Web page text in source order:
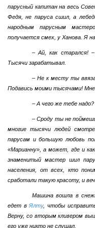
парусный капитан на весь
Федя, не паруса сшил, а
народным парусным
получается смех, у Ханова. Я
– Ай, как старался!
Тысячи зарабатывал.
– Не к месту ты
Подавись моими тысячами! Мне
– А чего же тебе надо?
– Сроду ты не
многие тысячи людей
парусам и большую любовь
«Марианну», а может, где и
знаменитый мастер шил
населения, от всех, кто
сработали такую красоту, и
Машина вошла в
едет вЯлту, чтобы
Верну, со вторым кливером
его уже никто не слушал.